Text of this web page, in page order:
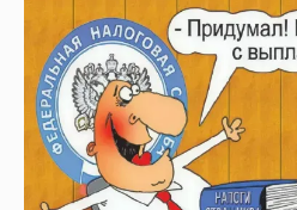
Зачем нам вообще
как работают наши
заикаемся о защите